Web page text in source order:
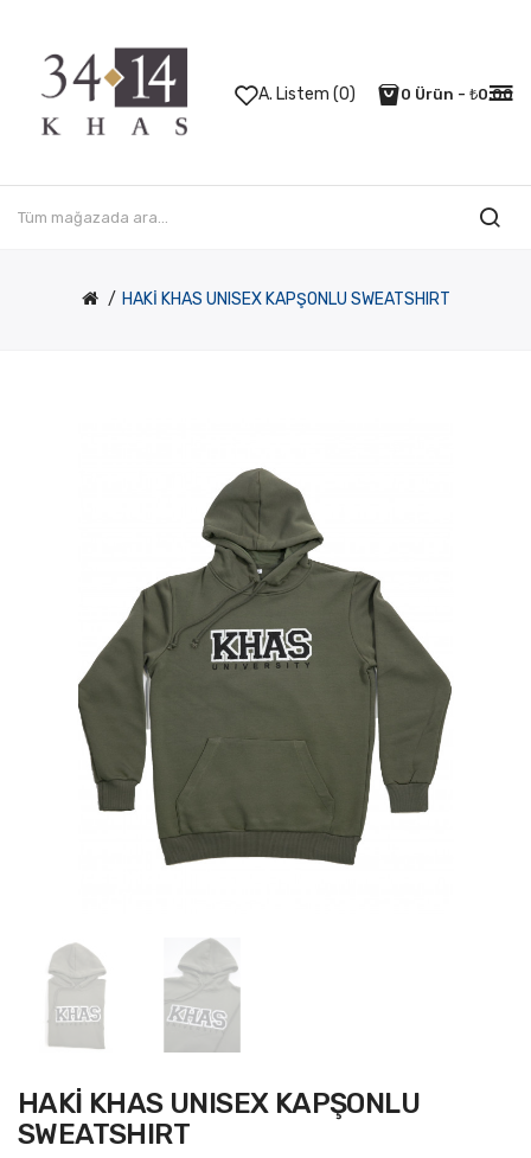
A. Listem (0) 0 Ürün - ₺0,00
HAKİ KHAS UNISEX KAPŞONLU SWEATSHIRT
HAKİ KHAS UNISEX KAPŞONLU
SWEATSHIRT